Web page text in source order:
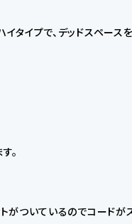
イプで、デッドスペース
。
ついているのでコードがス